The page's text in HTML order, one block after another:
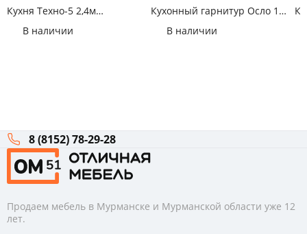
Кухня Техно-5 2,4м
В наличии
Кухонный гарнитур Осло 1,8
В наличии
8 (8152) 78-29-28
Продаем мебель в Мурманске и Мурманской области уже 12
лет.